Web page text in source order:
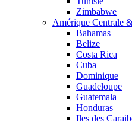
Zimbabwe
Amérique Centrale
Bahamas
Belize
Costa Rica
Cuba
Dominique
Guadeloupe
Guatemala
Honduras
Iles des